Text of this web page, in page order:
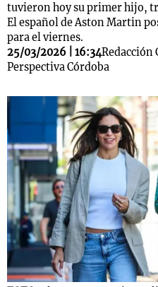
tuvieron hoy su primer hijo,
El español de Aston Martin
para el viernes.
25/03/2026 | 16:34Redacción
Perspectiva Córdoba
Notas
Mundial 2026